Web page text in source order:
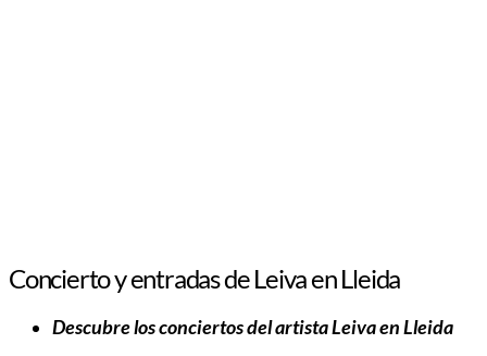
Concierto y entradas de Leiva en Lleida
Descubre los conciertos del artista Leiva en Lleida